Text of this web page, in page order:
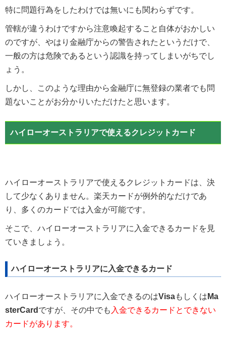
特に問題行為をしたわけでは無いにも関わらずです。
管轄が違うわけですから注意喚起すること自体がおかしい
のですが、やはり金融庁からの警告されたというだけで、
一般の方は危険であるという認識を持ってしまいがちでし
ょう。
しかし、このような理由から金融庁に無登録の業者でも問
題ないことがお分かりいただけたと思います。
ハイローオーストラリアで使えるクレジットカード
ハイローオーストラリアで使えるクレジットカードは、決
して少なくありません。楽天カードが例外的なだけであ
り、多くのカードでは入金が可能です。
そこで、ハイローオーストラリアに入金できるカードを見
ていきましょう。
ハイローオーストラリアに入金できるカード
ハイローオーストラリアに入金できるのはVisaもしくは Ma
sterCard ですが、その中でも 入金できるカードとできない
カードがあります。